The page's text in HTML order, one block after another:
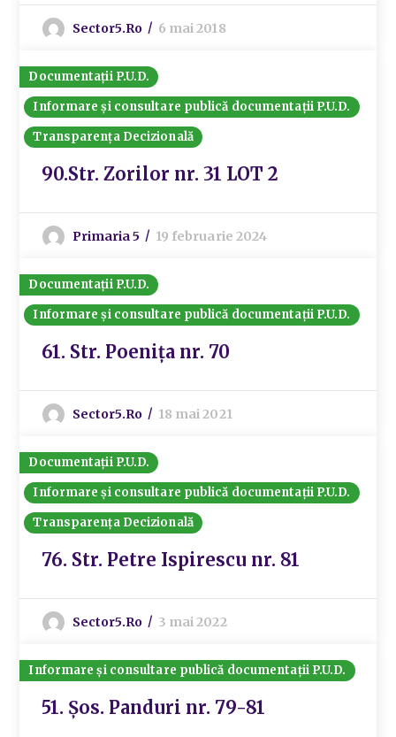
Sector5.ro 6 mai 2018
Documentații P.U.D.
Informare și consultare publică documentații P.U.D.
Transparența Decizională
90.Str. Zorilor nr. 31 LOT 2
Primaria 5 19 februarie 2024
Documentații P.U.D.
Informare și consultare publică documentații P.U.D.
61. Str. Poenița nr. 70
Sector5.ro 18 mai 2021
Documentații P.U.D.
Informare și consultare publică documentații P.U.D.
Transparența Decizională
76. Str. Petre Ispirescu nr. 81
Sector5.ro 3 mai 2022
Informare și consultare publică documentații P.U.D.
51. Șos. Panduri nr. 79-81